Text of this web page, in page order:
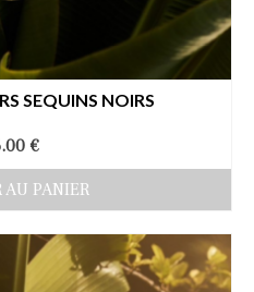
SEQUINS NOIRS
€
AU PANIER